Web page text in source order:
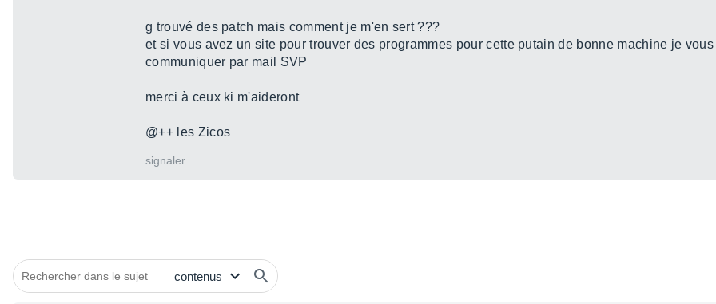
g trouvé des patch mais comment je m'en sert ???
et si vous avez un site pour trouver des programmes pour cette putain de bonne machine je
communiquer par mail SVP
merci à ceux ki m'aideront
@++ les Zicos
signaler